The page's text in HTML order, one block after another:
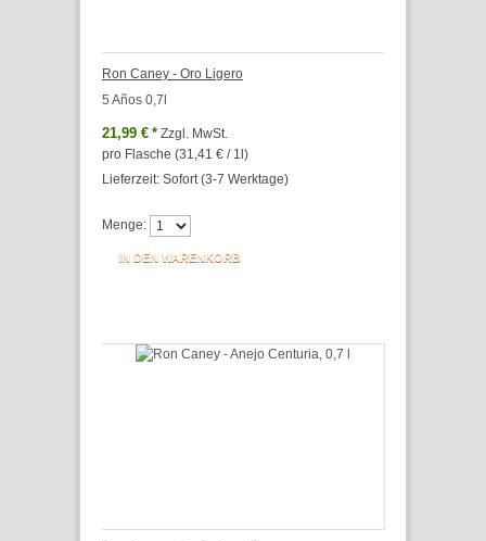
Ron Caney - Oro Ligero
5 Años 0,7l
21,99 € * Zzgl. MwSt.
pro Flasche (31,41 € / 1l)
Lieferzeit: Sofort (3-7 Werktage)
Menge:
IN DEN WARENKORB